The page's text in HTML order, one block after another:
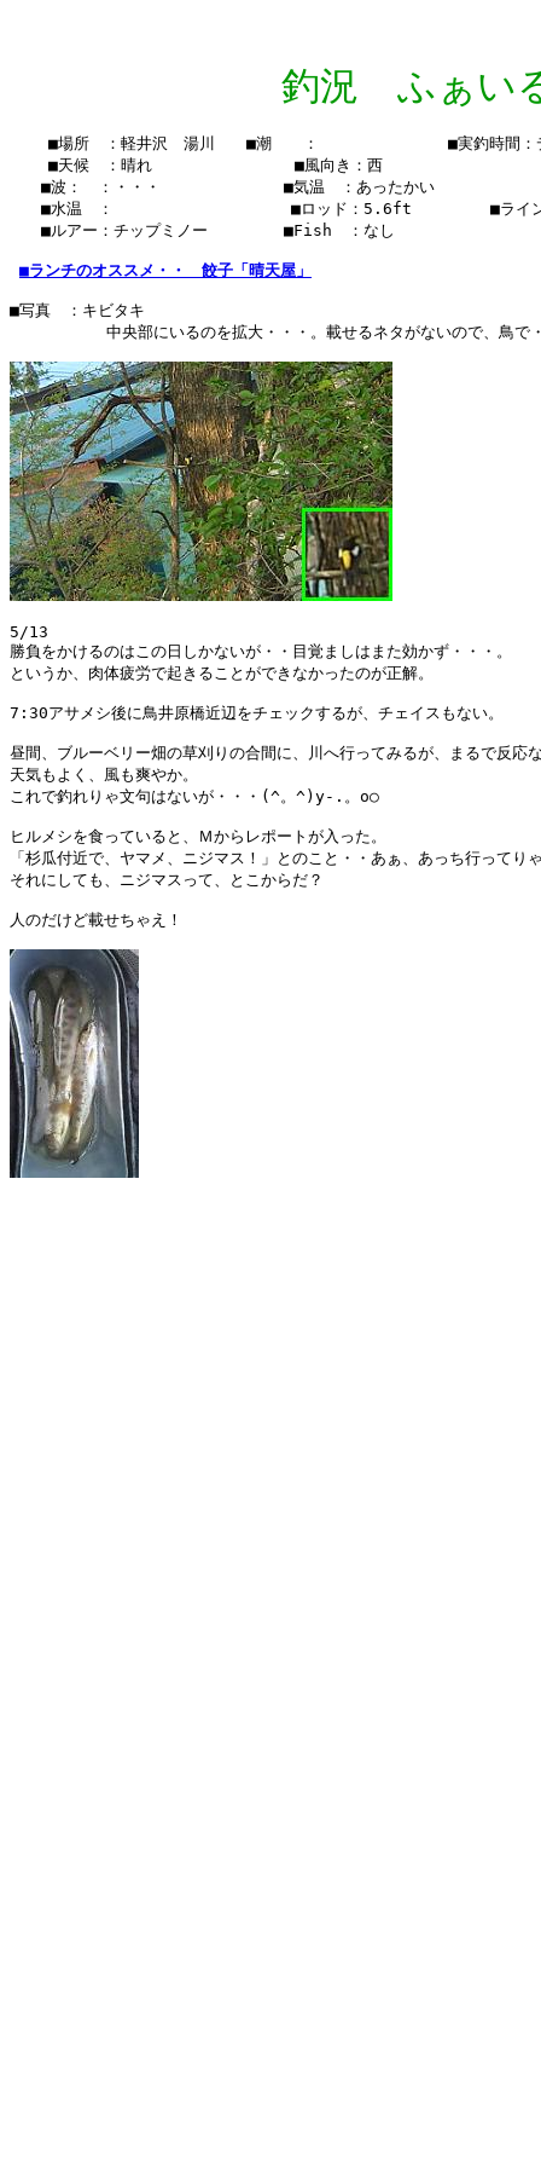
釣況 ふぁい
■場所　：軽井沢　湯川　　■潮　　：　　  　　　　　■実釣時間：
    ■天候　：晴れ　　　 　    　　■風向き：西
■波：　：・・・　　　　　   　■気温　：あったかい
■水温　：    　　　　　  　 　■ロッド：5.6ft　　　　　■ライ
■ルアー：チップミノー　　　   ■Fish　：なし
■ランチのオススメ・・　餃子「晴天屋」
■写真　：キビタキ
中央部にいるのを拡大・・・。載せるネタがないので、鳥で
5/13
勝負をかけるのはこの日しかないが・・目覚ましはまた効かず・・・。
というか、肉体疲労で起きることができなかったのが正解。
7:30アサメシ後に鳥井原橋近辺をチェックするが、チェイスもない。
昼間、ブルーベリー畑の草刈りの合間に、川へ行ってみるが、まるで反応
天気もよく、風も爽やか。
これで釣れりゃ文句はないが・・・(^。^)y-.。o○
ヒルメシを食っていると、Ｍからレポートが入った。
「杉瓜付近で、ヤマメ、ニジマス！」とのこと・・あぁ、あっち行ってり
それにしても、ニジマスって、とこからだ？
人のだけど載せちゃえ！